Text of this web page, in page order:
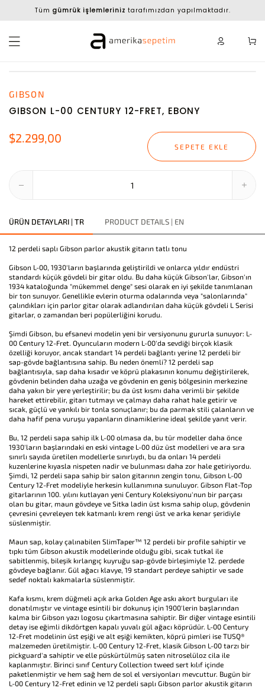
Tüm gümrük işlemleriniz tarafımızdan yapılmaktadır.
GIBSON
GIBSON L-00 CENTURY 12-FRET, EBONY
$2.299,00
SEPETE EKLE
ÜRÜN DETAYLARI | TR PRODUCT DETAILS | EN
12 perdeli saplı Gibson parlor akustik gitarın tatlı tonu
Gibson L-00, 1930'ların başlarında geliştirildi ve onlarca yıldır endüstri
standardı küçük gövdeli bir gitar oldu. Bu daha küçük Gibson'lar, Gibson'ın
1934 kataloğunda "mükemmel denge" sesi olarak en iyi şekilde tanımlanan
bir ton sunuyor. Genellikle evlerin oturma odalarında veya "salonlarında"
çalındıkları için parlor gitar olarak adlandırılan daha küçük gövdeli L Serisi
gitarlar, o zamandan beri popülerliğini korudu.
Şimdi Gibson, bu efsanevi modelin yeni bir versiyonunu gururla sunuyor: L-
00 Century 12-Fret. Oyuncuların modern L-00'da sevdiği birçok klasik
özelliği koruyor, ancak standart 14 perdeli bağlantı yerine 12 perdeli bir
sap-gövde bağlantısına sahip. Bu neden önemli? 12 perdeli sap
bağlantısıyla, sap daha kısadır ve köprü plakasının konumu değiştirilerek,
gövdenin belinden daha uzağa ve gövdenin en geniş bölgesinin merkezine
daha yakın bir yere yerleştirilir; bu da üst kısmı daha verimli bir şekilde
hareket ettirebilir, gitarı tutmayı ve çalmayı daha rahat hale getirir ve
sıcak, güçlü ve yankılı bir tonla sonuçlanır; bu da parmak stili çalanların ve
daha hafif pena vuruşu yapanların dinamiklerine ideal şekilde yanıt verir.
Bu, 12 perdeli sapa sahip ilk L-00 olmasa da, bu tür modeller daha önce
1930'ların başlarındaki en eski vintage L-00 düz üst modelleri ve ara sıra
sınırlı sayıda üretilen modellerle sınırlıydı, bu da onları 14 perdeli
kuzenlerine kıyasla nispeten nadir ve bulunması daha zor hale getiriyordu.
Şimdi, 12 perdeli sapa sahip bir salon gitarının zengin tonu, Gibson L-00
Century 12-Fret modeliyle herkesin kullanımına sunuluyor. Gibson Flat-Top
gitarlarının 100. yılını kutlayan yeni Century Koleksiyonu'nun bir parçası
olan bu gitar, maun gövdeye ve Sitka ladin üst kısma sahip olup, gövdenin
çevresini çevreleyen tek katmanlı krem rengi üst ve arka kenar şeridiyle
süslenmiştir.
Maun sap, kolay çalınabilen SlimTaper™ 12 perdeli bir profile sahiptir ve
tıpkı tüm Gibson akustik modellerinde olduğu gibi, sıcak tutkal ile
sabitlenmiş, bileşik kırlangıç kuyruğu sap-gövde birleşimiyle 12. perdede
gövdeye bağlanır. Gül ağacı klavye, 19 standart perdeye sahiptir ve sade
sedef noktalı kakmalarla süslenmiştir.
Kafa kısmı, krem düğmeli açık arka Golden Age askı akort burguları ile
donatılmıştır ve vintage esintili bir dokunuş için 1900'lerin başlarından
kalma bir Gibson yazı logosu çıkartmasına sahiptir. Bir diğer vintage esintili
detay ise eğimli dikdörtgen kapalı yuvalı gül ağacı köprüdür. L-00 Century
12-Fret modelinin üst eşiği ve alt eşiği kemikten, köprü pimleri ise TUSQ®
malzemeden üretilmiştir. L-00 Century 12-Fret, klasik Gibson L-00 tarzı bir
pickguard'a sahiptir ve elle püskürtülmüş saten nitroselüloz cila ile
kaplanmıştır. Birinci sınıf Century Collection tweed sert kılıf içinde
paketlenmiştir ve hem sağ hem de sol el versiyonları mevcuttur. Bugün bir
L-00 Century 12-Fret edinin ve 12 perdeli saplı Gibson parlor akustik gitarın